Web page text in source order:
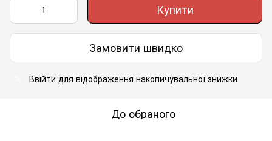
Купити
Замовити швидко
Ввійти для відображення накопичувальної знижки
До обраного